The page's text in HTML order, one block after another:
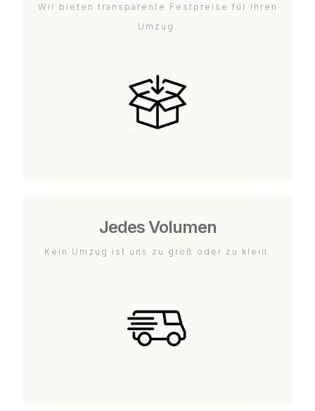
Wir bieten transparente Festpreise für Ihren
Umzug.
Jedes Volumen
Kein Umzug ist uns zu groß oder zu klein.